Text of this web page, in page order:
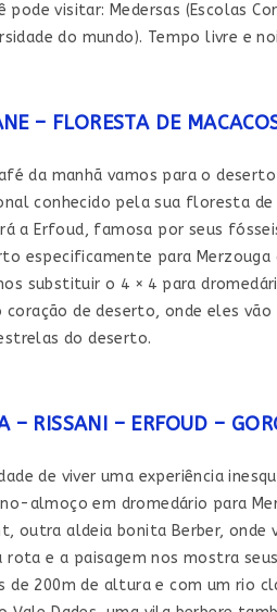
visitar: Medersas (Escolas
do mundo). Tempo livre e
– FLORESTA DE
da manhã vamos para o
conhecido pela sua floresta
a Erfoud, famosa por seus
especificamente para
substituir o 4 × 4 para
de deserto, onde eles
do deserto.
– RISSANI – ERFOUD –
de viver uma experiência
almoço em dromedário para
outra aldeia bonita Berber,
rota e a paisagem nos mostra
de 200m de altura e com um rio